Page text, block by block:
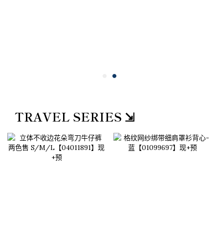
TRAVEL SERIES ⇲